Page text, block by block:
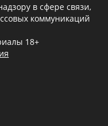
в сфере связи,
коммуникаций
18+